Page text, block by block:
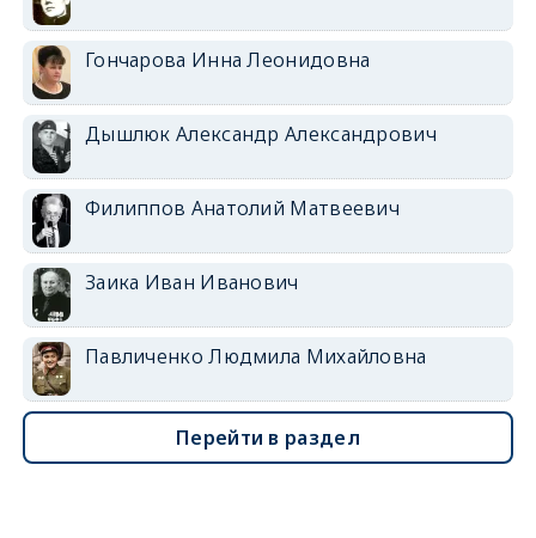
Гончарова Инна Леонидовна
Дышлюк Александр Александрович
Филиппов Анатолий Матвеевич
Заика Иван Иванович
Павличенко Людмила Михайловна
Перейти в раздел